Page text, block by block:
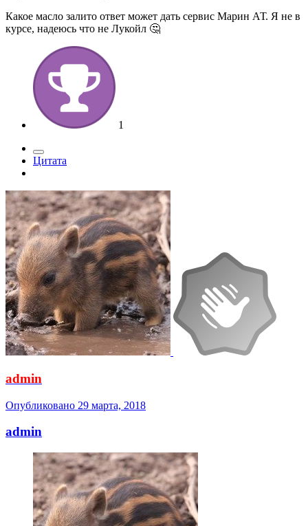
Какое масло залито ответ может дать сервис Марин АТ. Я не в
курсе, надеюсь что не Лукойл 🤔
1
Цитата
admin
Опубликовано 29 марта, 2018
admin